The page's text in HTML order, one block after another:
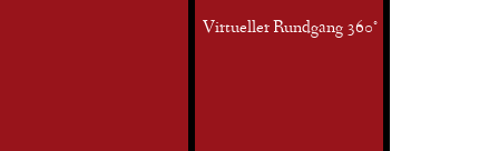
Virtueller Rundgang 360°